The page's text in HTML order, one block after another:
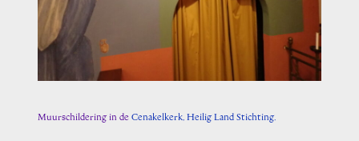
Muurschildering in deCenakelkerk, Heilig Land Stichting.